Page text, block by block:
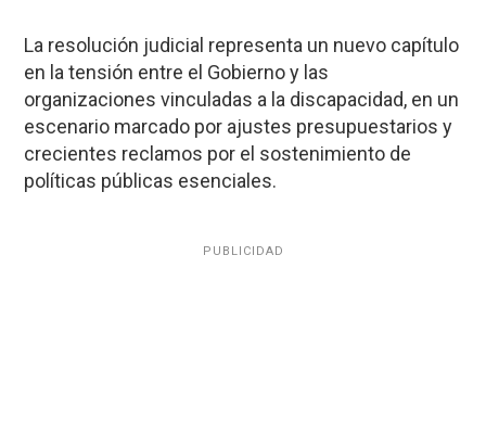
La resolución judicial representa un nuevo capítulo
en la tensión entre el Gobierno y las
organizaciones vinculadas a la discapacidad, en un
escenario marcado por ajustes presupuestarios y
crecientes reclamos por el sostenimiento de
políticas públicas esenciales.
PUBLICIDAD